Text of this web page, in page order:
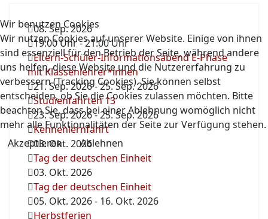
08. Sep. 2026
19:00 Uhr-21:00 Uhr
Eltern-Schüler-Informationsabend E-Phase
mit Klassenlehrer*innen
21. Sep. 2026-25. Sep. 2026
Studienfahrten 13
23. Sep. 2026-25. Sep. 2026
Kennenlernfahrt
03. Okt. 2026
Tag der deutschen Einheit
03. Okt. 2026
Tag der deutschen Einheit
05. Okt. 2026- 16. Okt. 2026
Herbstferien
Wir benutzen Cookies
Wir nutzen Cookies auf unserer Website. Einige von ihnen
sind essenziell für den Betrieb der Seite, während andere
uns helfen, diese Website und die Nutzererfahrung zu
verbessern (Tracking Cookies). Sie können selbst
entscheiden, ob Sie die Cookies zulassen möchten. Bitte
beachten Sie, dass bei einer Ablehnung womöglich nicht
mehr alle Funktionalitäten der Seite zur Verfügung stehen.
Akzeptieren
Ablehnen